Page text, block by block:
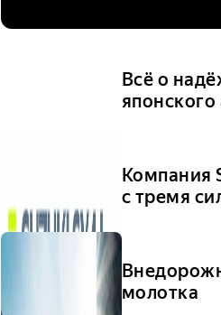
Всё о
Компания
с тремя
молотка